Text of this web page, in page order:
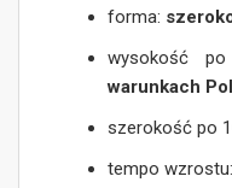
forma:
wysokość
warunkach
szerokość po
tempo wzrostu: